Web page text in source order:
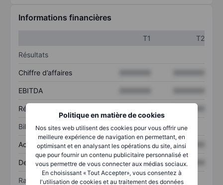
Politique en matière de cookies
Nos sites web utilisent des cookies pour vous offrir une
meilleure expérience de navigation en permettant, en
optimisant et en analysant les opérations du site, ainsi
que pour fournir un contenu publicitaire personnalisé et
vous permettre de vous connecter aux médias sociaux.
En choisissant « Tout Accepter», vous consentez à
l'utilisation de cookies et au traitement des données
Informations financières
T1
T2
Résultats
Chiffre d’affaires
EBITDA
Résultat net XXXXXXX
Bilan
Actif total XXXXXXX XXXXXXX
Dette totale XXXXXXX XXXXXXX
Ratios